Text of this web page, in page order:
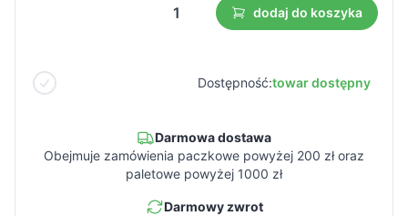
dodaj do koszyka
Dostępność:towar dostępny
Darmowa dostawa
Obejmuje zamówienia paczkowe powyżej 200 zł oraz
paletowe powyżej 1000 zł
Darmowy zwrot